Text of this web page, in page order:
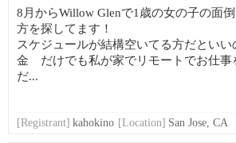
8月からWillow Glenで1歳の女の子の面
方を探してます！
スケジュールが結構空いてる方だといい
金 だけでも私が家でリモートでお仕事
だ...
[Registrant] kahokino [Location] San Jose, CA